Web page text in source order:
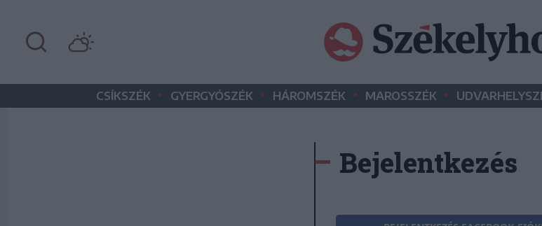
CSÍKSZÉK • GYERGYÓSZÉK • HÁROMSZÉK • MAROSSZÉK •
Bejelentkezés